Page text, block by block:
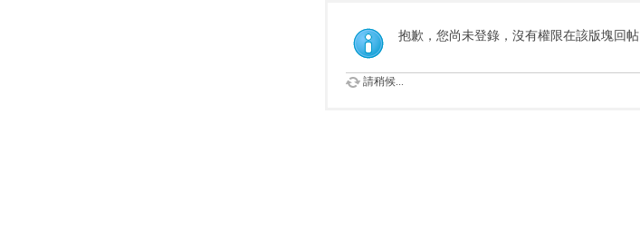
索
抱歉，您尚未登錄，沒有權限在該版塊回帖
請稍候...